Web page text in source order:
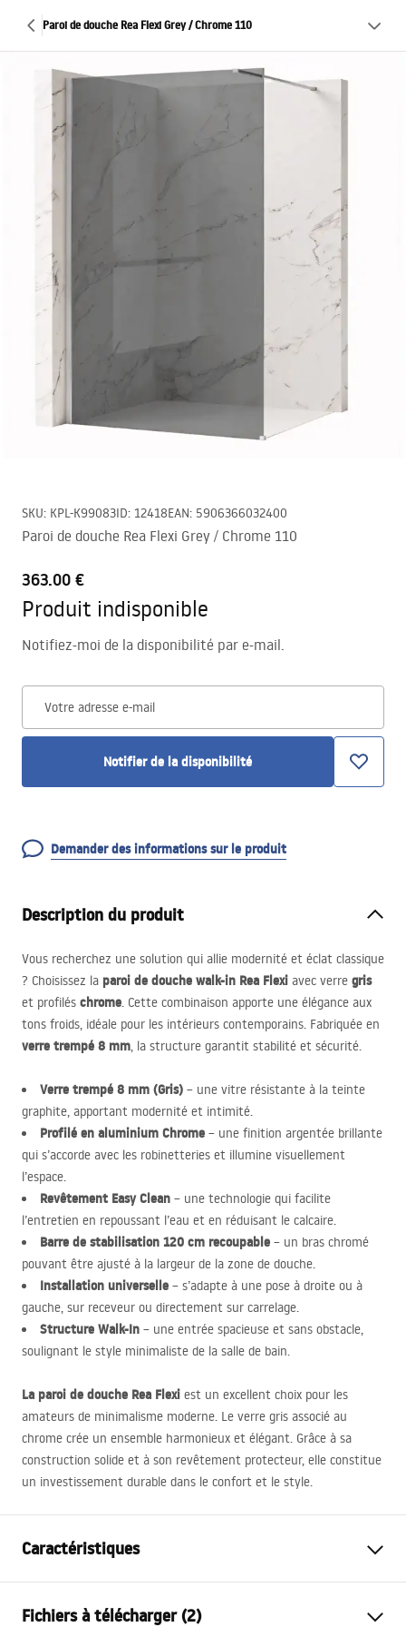
Paroi de douche Rea Flexi Grey / Chrome 110
SKU: KPL-K99083ID: 12418EAN: 5906366032400
Paroi de douche Rea Flexi Grey / Chrome 110
363.00 €
Produit indisponible
Notifiez-moi de la disponibilité par e-mail.
Votre adresse e-mail
Notifier de la disponibilité
Demander des informations sur le produit
Description du produit
Vous recherchez une solution qui allie modernité et éclat classique
? Choisissez la paroi de douche walk-in Rea Flexi avec verre gris
et profilés chrome. Cette combinaison apporte une élégance aux
tons froids, idéale pour les intérieurs contemporains. Fabriquée en
verre trempé 8 mm, la structure garantit stabilité et sécurité.
Verre trempé 8 mm (Gris) – une vitre résistante à la teinte
graphite, apportant modernité et intimité.
Profilé en aluminium Chrome – une finition argentée brillante
qui s’accorde avec les robinetteries et illumine visuellement
l’espace.
Revêtement Easy Clean – une technologie qui facilite
l’entretien en repoussant l’eau et en réduisant le calcaire.
Barre de stabilisation 120 cm recoupable – un bras chromé
pouvant être ajusté à la largeur de la zone de douche.
Installation universelle – s’adapte à une pose à droite ou à
gauche, sur receveur ou directement sur carrelage.
Structure Walk-In – une entrée spacieuse et sans obstacle,
soulignant le style minimaliste de la salle de bain.
La paroi de douche Rea Flexi est un excellent choix pour les
amateurs de minimalisme moderne. Le verre gris associé au
chrome crée un ensemble harmonieux et élégant. Grâce à sa
construction solide et à son revêtement protecteur, elle constitue
un investissement durable dans le confort et le style.
Caractéristiques
Fichiers à télécharger (2)